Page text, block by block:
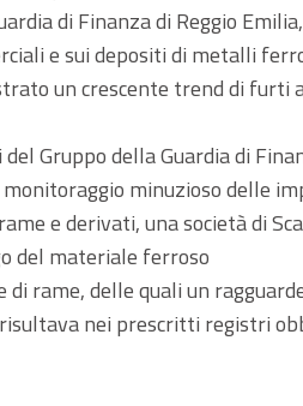
di Finanza di Reggio
e sui depositi di metalli
un crescente trend di furti
Gruppo della Guardia di
minuzioso delle
e derivati, una società di
del materiale ferroso
di rame, delle quali un
nei prescritti registri